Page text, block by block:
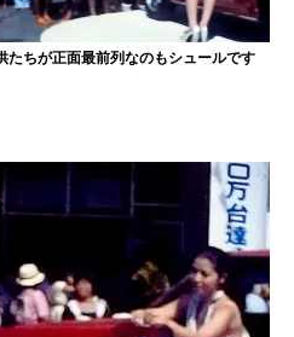
ちが正面最前列なのもシュールです